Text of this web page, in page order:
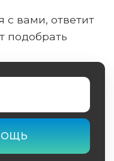
с вами, ответит
подобрать